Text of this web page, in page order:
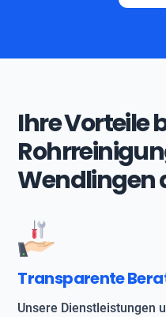
Ihre Vorteile
Wendlingen
Transparente
Unsere Dienstleistungen